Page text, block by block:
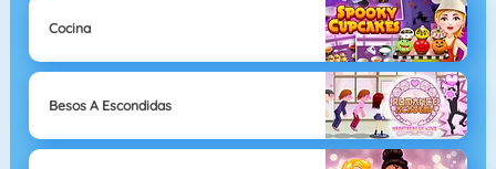
Cocina
Besos A Escondidas